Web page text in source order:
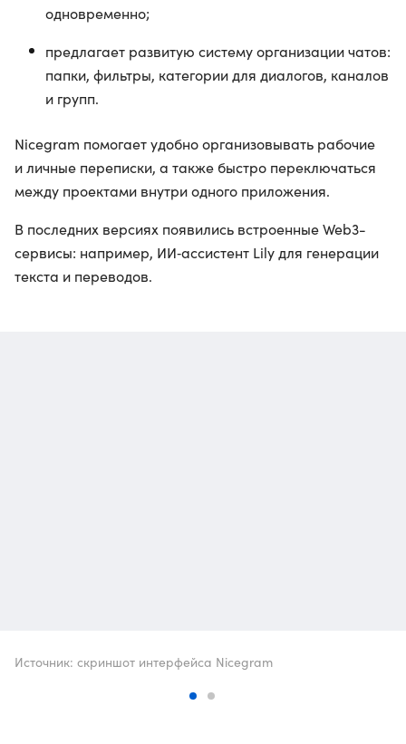
одновременно;
предлагает развитую систему организации чатов:
папки, фильтры, категории для диалогов, каналов
и групп.
Nicegram помогает удобно организовывать рабочие
и личные переписки, а также быстро переключаться
между проектами внутри одного приложения.
В последних версиях появились встроенные Web3-
сервисы: например, ИИ‑ассистент Lily для генерации
текста и переводов.
Источник: скриншот интерфейса Nicegram